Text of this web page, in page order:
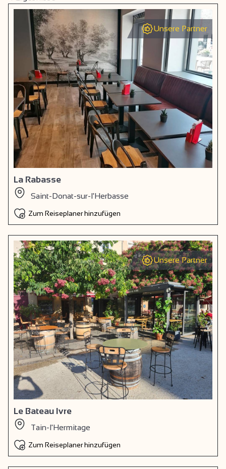
Unsere Partner
La Rabasse
Saint-Donat-sur-l'Herbasse
Zum Reiseplaner hinzufügen
Unsere Partner
Le Bateau Ivre
Tain-l'Hermitage
Zum Reiseplaner hinzufügen